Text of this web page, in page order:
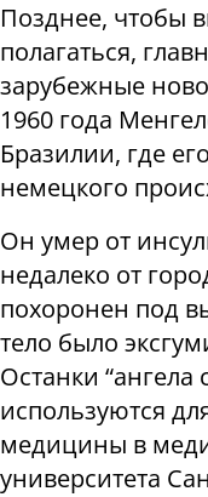
Позднее, чтобы
полагаться,
зарубежные
1960 года
Бразилии, где
немецкого
Он умер от
недалеко от
похоронен под
тело было
Останки “ангела
используются
медицины в
университета